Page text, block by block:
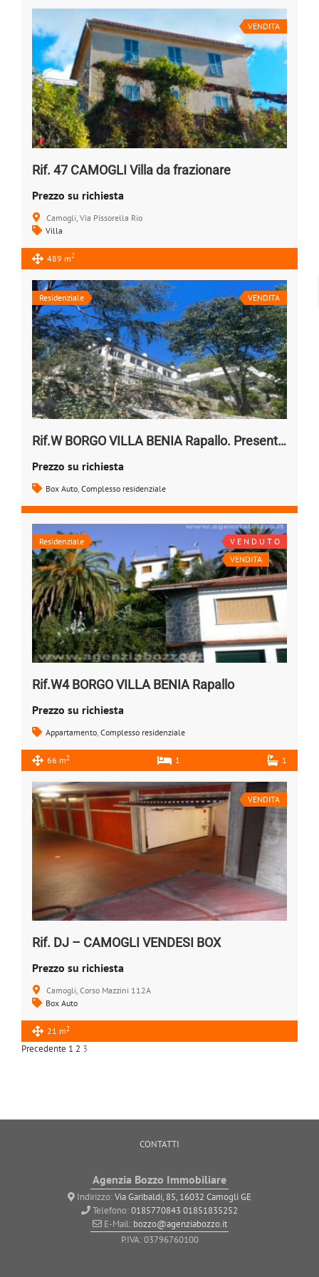
VENDITA
Rif. 47 CAMOGLI Villa da frazionare
Prezzo su richiesta
Camogli, Via Pissorella Rio
Villa
489 m2
Residenziale VENDITA
Rif.W BORGO VILLA BENIA Rapallo. Presentazione
Prezzo su richiesta
Box Auto Complesso residenziale
Residenziale
V E N D U T O
VENDITA
Rif.W4 BORGO VILLA BENIA Rapallo
Prezzo su richiesta
Appartamento, Complesso residenziale
66 m2 1 1
VENDITA
Rif. DJ – CAMOGLI VENDESI BOX
Prezzo su richiesta
Camogli, Corso Mazzini 112A
Box Auto
21 m2
Precedente 1 2 3
CONTATTI
Agenzia Bozzo Immobiliare
Indirizzo:Via Garibaldi, 85, 16032 Camogli GE
Telefono:0185770843 01851835252
E-Mail: bozzo@agenziabozzo.it
P.IVA: 03796760100